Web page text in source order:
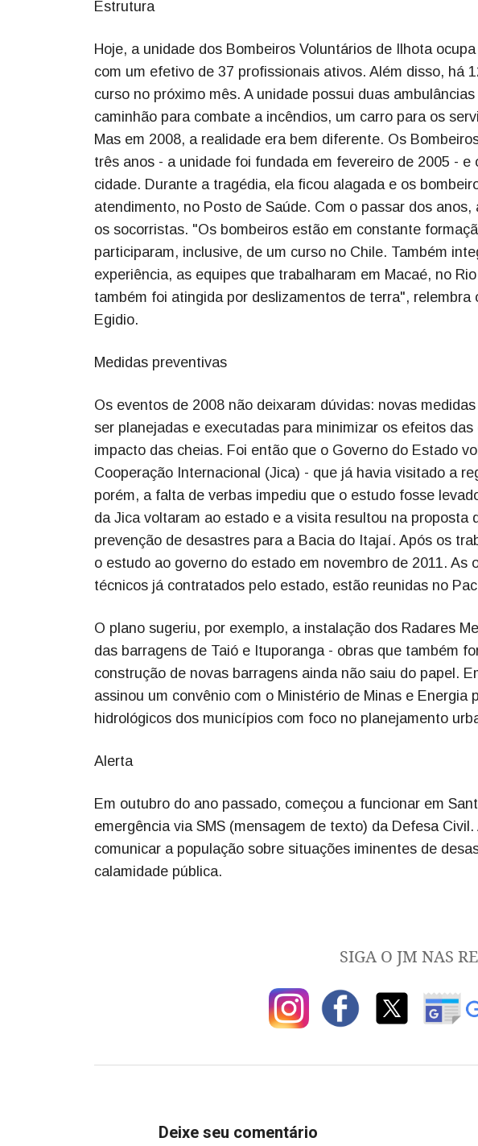
Estrutura
Hoje, a unidade dos Bombeiros Voluntários de Ilhota
com um efetivo de 37 profissionais ativos. Além disso, há
curso no próximo mês. A unidade possui duas
caminhão para combate a incêndios, um carro para os
Mas em 2008, a realidade era bem diferente. Os
três anos - a unidade foi fundada em fevereiro de 2005 -
cidade. Durante a tragédia, ela ficou alagada e os
atendimento, no Posto de Saúde. Com o passar dos
os socorristas. "Os bombeiros estão em constante
participaram, inclusive, de um curso no Chile. Também
experiência, as equipes que trabalharam em Macaé, no
também foi atingida por deslizamentos de terra",
Egidio.
Medidas preventivas
Os eventos de 2008 não deixaram dúvidas: novas
ser planejadas e executadas para minimizar os efeitos
impacto das cheias. Foi então que o Governo do Estado
Cooperação Internacional (Jica) - que já havia visitado a
porém, a falta de verbas impediu que o estudo fosse
da Jica voltaram ao estado e a visita resultou na proposta
prevenção de desastres para a Bacia do Itajaí. Após os
o estudo ao governo do estado em novembro de 2011. As
técnicos já contratados pelo estado, estão reunidas no
O plano sugeriu, por exemplo, a instalação dos Radares
das barragens de Taió e Ituporanga - obras que também
construção de novas barragens ainda não saiu do papel.
assinou um convênio com o Ministério de Minas e Energia
hidrológicos dos municípios com foco no planejamento
Alerta
Em outubro do ano passado, começou a funcionar em
emergência via SMS (mensagem de texto) da Defesa
comunicar a população sobre situações iminentes de
calamidade pública.
SIGA O JM NAS
Deixe seu comentário